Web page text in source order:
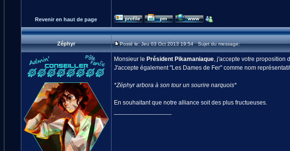
Revenir en haut de page
Zéphyr Posté le: Jeu 03 Oct 2013 19:54 Sujet du message:
Monsieur le Président Pikamaniaque, j'accepte votre proposition
J'accepte également "Les Dames de Fer" comme nom
*Zéphyr arbora à son tour un sourire narquois*
En souhaitant que notre alliance soit des plus fructueuses.